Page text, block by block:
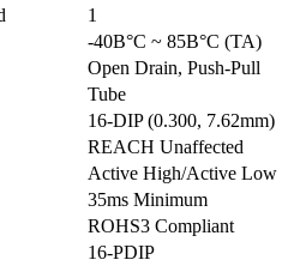
1
-40В°C ~ 85В°C (TA)
Open Drain, Push-Pull
Tube
16-DIP (0.300, 7.62mm)
REACH Unaffected
Active High/Active Low
35ms Minimum
ROHS3 Compliant
16-PDIP